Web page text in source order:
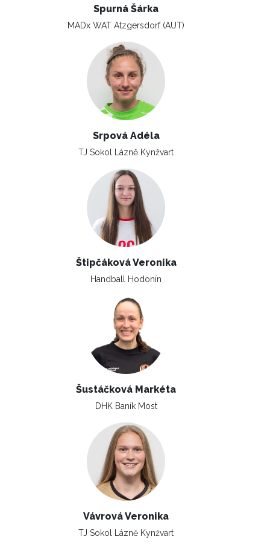
Spurná Šárka
MADx WAT Atzgersdorf (AUT)
Srpová Adéla
TJ Sokol Lázně Kynžvart
Štipčáková Veronika
Handball Hodonín
Šustáčková Markéta
DHK Baník Most
Vávrová Veronika
TJ Sokol Lázně Kynžvart